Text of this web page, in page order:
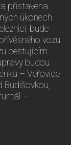
přistavena
úkonech
bude
vozu
cestujícím
budou
– Veřovice
–